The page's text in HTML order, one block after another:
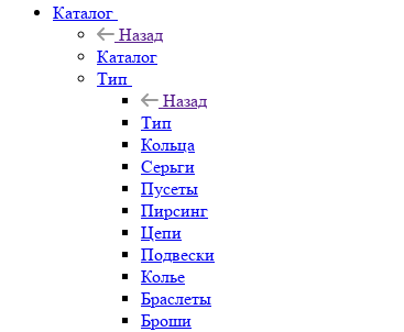
Каталог
Назад
Каталог
Тип
Назад
Тип
Кольца
Серьги
Пусеты
Пирсинг
Цепи
Подвески
Колье
Браслеты
Броши